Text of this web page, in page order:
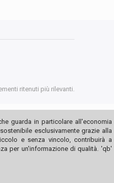
ritenuti più rilevanti.
guarda in particolare all'economia
esclusivamente grazie alla
e senza vincolo, contribuirà a
per un'informazione di qualità. 'qb'